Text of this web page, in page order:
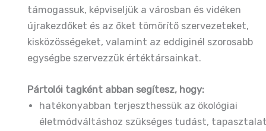
támogassuk, képviseljük a városban és vidéken
újrakezdőket és az őket tömörítő szervezeteket,
kisközösségeket, valamint az eddiginél szorosabb
egységbe szervezzük értéktársainkat.
Pártolói tagként abban segítesz, hogy:
hatékonyabban terjeszthessük az ökológiai
életmódváltáshoz szükséges tudást,